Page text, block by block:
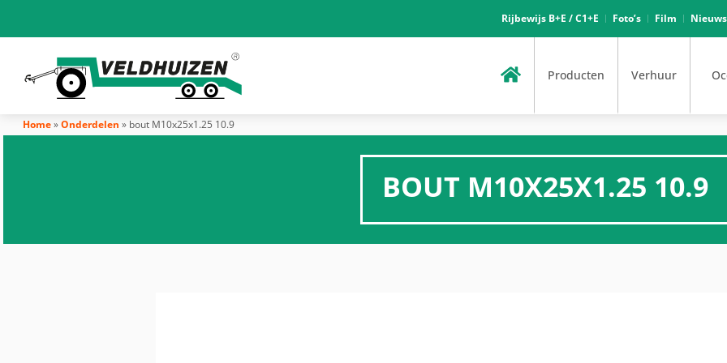
Rijbewijs B+E / C1+E Foto’s Film Nieuws
Producten Verhuur
Home»Onderdelen » bout M10x25x1.25 10.9
BOUT M10X25X1.25 10.9